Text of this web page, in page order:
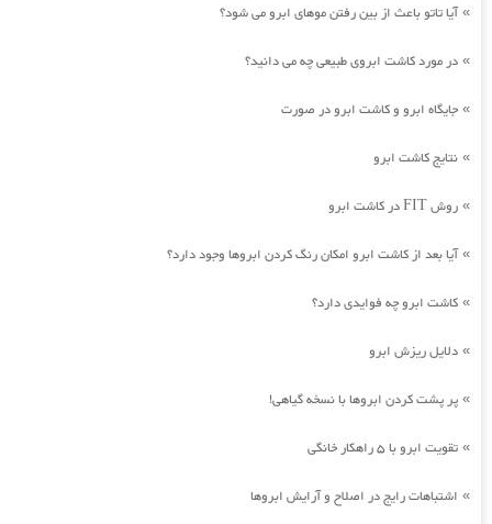
»آیا تاتو باعث از بین رفتن موهای ابرو می شود؟
» در مورد کاشت ابروی طبیعی چه می دانید؟
» جایگاه ابرو و کاشت ابرو در صورت
» نتایج کاشت ابرو
» روش FIT در کاشت ابرو
»آیا بعد از کاشت ابرو امکان رنگ کردن ابروها وجود دارد؟
» کاشت ابرو چه فوایدی دارد؟
» دلایل ریزش ابرو
» پر پشت کردن ابروها با نسخه گیاهی!
» تقویت ابرو با 5 راهکار خانگی
» اشتباهات رایج در اصلاح و آرایش ابروها